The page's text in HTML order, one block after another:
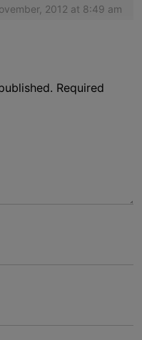
2012 at 8:49 am
Required